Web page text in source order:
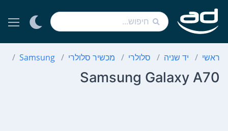
ראשי יד שניה סלולרי מכשיר סלולרי Samsung
Samsung Galaxy A70